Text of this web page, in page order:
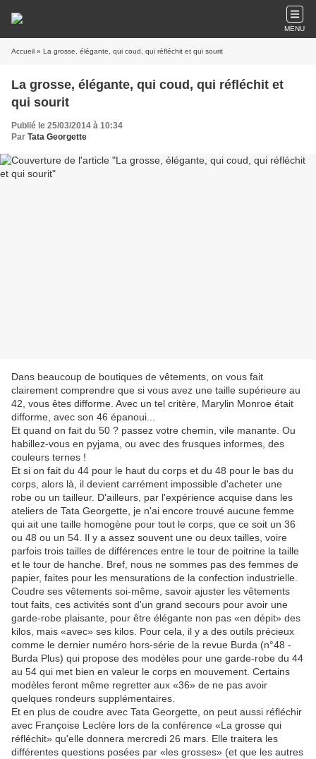
MENU
Accueil » La grosse, élégante, qui coud, qui réfléchit et qui sourit
La grosse, élégante, qui coud, qui réfléchit et
qui sourit
Publié le 25/03/2014 à 10:34
Par Tata Georgette
Dans beaucoup de boutiques de vêtements, on vous fait
clairement comprendre que si vous avez une taille supérieure au
42, vous êtes difforme. Avec un tel critère, Marylin Monroe était
difforme, avec son 46 épanoui...
Et quand on fait du 50 ? passez votre chemin, vile manante. Ou
habillez-vous en pyjama, ou avec des frusques informes, des
couleurs ternes !
Et si on fait du 44 pour le haut du corps et du 48 pour le bas du
corps, alors là, il devient carrément impossible d'acheter une
robe ou un tailleur. D'ailleurs, par l'expérience acquise dans les
ateliers de Tata Georgette, je n'ai encore trouvé aucune femme
qui ait une taille homogène pour tout le corps, que ce soit un 36
ou 48 ou un 54. Il y a assez souvent une ou deux tailles, voire
parfois trois tailles de différences entre le tour de poitrine la taille
et le tour de hanche. Bref, nous ne sommes pas des femmes de
papier, faites pour les mensurations de la confection industrielle.
Coudre ses vêtements soi-même, savoir ajuster les vêtements
tout faits, ces activités sont d'un grand secours pour avoir une
garde-robe plaisante, pour être élégante non pas «en dépit» des
kilos, mais «avec» ses kilos. Pour cela, il y a des outils précieux
comme le dernier numéro hors-série de la revue Burda (n°48 -
Burda Plus) qui propose des modèles pour une garde-robe du 44
au 54 qui met bien en valeur le corps en mouvement. Certains
modèles feront même regretter aux «36» de ne pas avoir
quelques rondeurs supplémentaires.
Et en plus de coudre avec Tata Georgette, on peut aussi réfléchir
avec Françoise Leclère lors de la conférence «La grosse qui
réfléchit» qu'elle donnera mercredi 26 mars. Elle traitera les
différentes questions posées par «les grosses» (et que les autres